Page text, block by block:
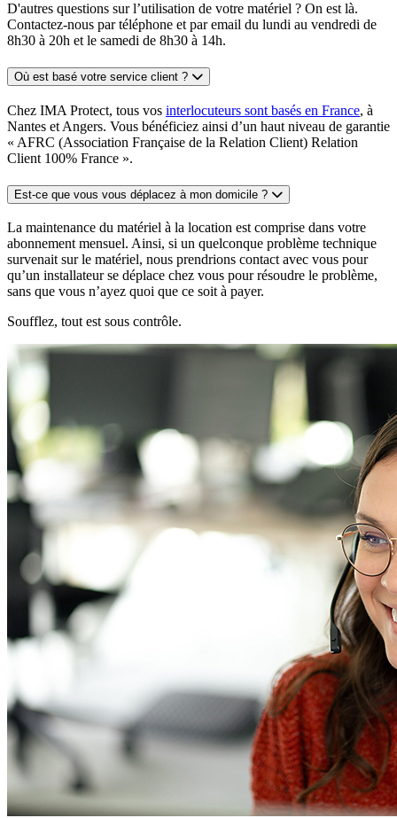
D'autres questions sur l’utilisation de votre matériel ? On est là.
Contactez-nous par téléphone et par email du lundi au vendredi de
8h30 à 20h et le samedi de 8h30 à 14h.
Où est basé votre service client ?
Chez IMA Protect, tous vos interlocuteurs sont basés en France, à
Nantes et Angers. Vous bénéficiez ainsi d’un haut niveau de garantie
« AFRC (Association Française de la Relation Client) Relation
Client 100% France ».
Est-ce que vous vous déplacez à mon domicile ?
La maintenance du matériel à la location est comprise dans votre
abonnement mensuel. Ainsi, si un quelconque problème technique
survenait sur le matériel, nous prendrions contact avec vous pour
qu’un installateur se déplace chez vous pour résoudre le problème,
sans que vous n’ayez quoi que ce soit à payer.
Soufflez, tout est sous contrôle.